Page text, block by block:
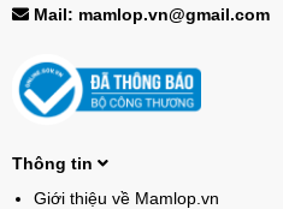
Mail: mamlop.vn@gmail.com
Thông tin
Giới thiệu về Mamlop.vn